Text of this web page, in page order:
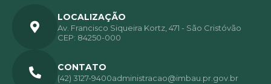
LOCALIZAÇÃO
Av. Francisco Siqueira Kortz, 471 - São Cristóvão
CEP: 84250-000
CONTATO
(42) 3127-9400administracao@imbau.pr.gov.br